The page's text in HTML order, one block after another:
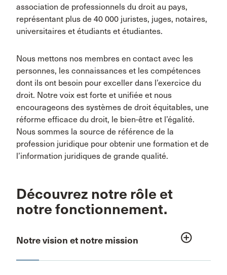
association de professionnels du droit au pays,
représentant plus de 40 000 juristes, juges, notaires,
universitaires et étudiants et étudiantes.
Nous mettons nos membres en contact avec les
personnes, les connaissances et les compétences
dont ils ont besoin pour exceller dans l’exercice du
droit. Notre voix est forte et unifiée et nous
encourageons des systèmes de droit équitables, une
réforme efficace du droit, le bien-être et l’égalité.
Nous sommes la source de référence de la
profession juridique pour obtenir une formation et de
l’information juridiques de grande qualité.
Découvrez notre rôle et
notre fonctionnement.
Notre vision et notre mission add_circle_outline